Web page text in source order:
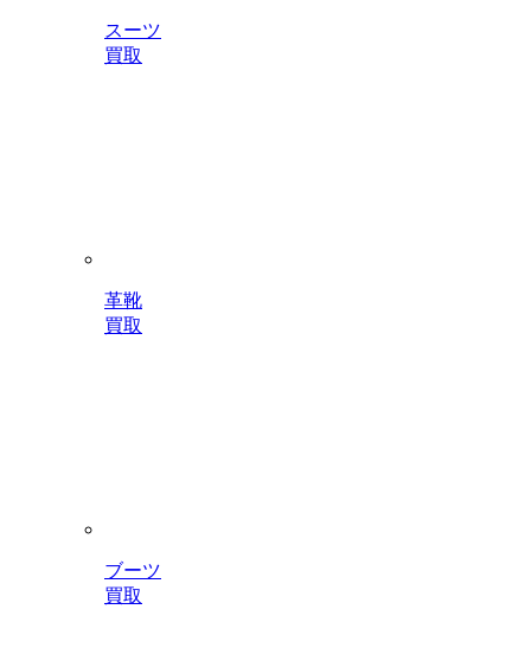
スーツ
買取
革靴
買取
ブーツ
買取